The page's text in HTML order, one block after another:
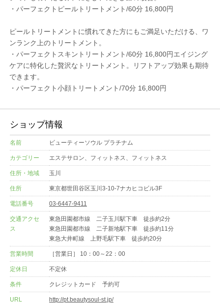
・パーフェクトピールトリートメント/60分 16,800円
ピールトリートメントに慣れてきた方にもご満足いただける、ワ
ンランク上のトリートメント。
・パーフェクトスキントリートメント/60分 16,800円エイジング
ケアに特化した贅沢なトリートメント。リフトアップ効果も期待
できます。
​・パーフェクト小顔トリートメント/70分 16,800円
ショップ情報
名前 ビューティーソウル プラチナム
カテゴリー エステサロン、フィットネス、フィットネス
住所・地域 玉川
住所 東京都世田谷区玉川3-10-7ナカヒコビル3F
電話番号 03-6447-9411
交通アクセ
ス
東急田園都市線 二子玉川駅下車 徒歩約2分
東急田園都市線 二子新地駅下車 徒歩約11分
東急大井町線 上野毛駅下車 徒歩約20分
営業時間 ［営業日］ 10：00～22：00
定休日 不定休
条件 クレジットカード 予約可
URL http://pt.beautysoul-st.jp/